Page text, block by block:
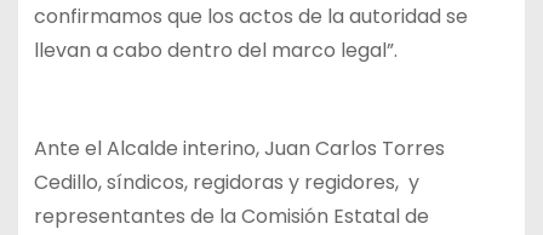
confirmamos que los actos de la autoridad se
llevan a cabo dentro del marco legal”.
Ante el Alcalde interino, Juan Carlos Torres
Cedillo, síndicos, regidoras y regidores, y
representantes de la Comisión Estatal de